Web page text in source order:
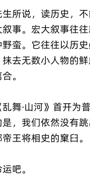
所说，读历史，
事。宏大叙事往
蛮。它往往以历
去无数小人物的
。
舞·山河》首开为
，我们依然没有
王将相史的窠臼。
吧。